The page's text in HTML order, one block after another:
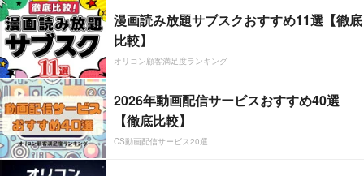
漫画読み放題サブスクおすすめ11選【徹底
比較】
オリコン顧客満足度ランキング
2026年動画配信サービスおすすめ40選
【徹底比較】
CS動画配信サービス20選